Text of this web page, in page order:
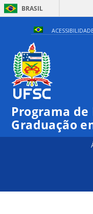
BRASIL
Programa de
Graduação